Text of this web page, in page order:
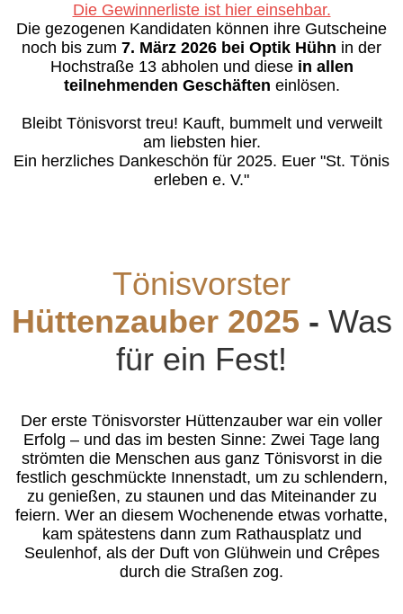
Die Gewinnerliste ist hier einsehbar.
Die gezogenen Kandidaten können ihre Gutscheine
noch bis zum 7. März 2026 bei Optik Hühn in der
Hochstraße 13 abholen und diese in allen
teilnehmenden Geschäften einlösen.
Bleibt Tönisvorst treu! Kauft, bummelt und verweilt
am liebsten hier.
Ein herzliches Dankeschön für 2025. Euer "St. Tönis
erleben e. V."
Tönisvorster
Hüttenzauber 2025 - Was
für ein Fest!
Der erste Tönisvorster Hüttenzauber war ein voller
Erfolg – und das im besten Sinne: Zwei Tage lang
strömten die Menschen aus ganz Tönisvorst in die
festlich geschmückte Innenstadt, um zu schlendern,
zu genießen, zu staunen und das Miteinander zu
feiern. Wer an diesem Wochenende etwas vorhatte,
kam spätestens dann zum Rathausplatz und
Seulenhof, als der Duft von Glühwein und Crêpes
durch die Straßen zog.